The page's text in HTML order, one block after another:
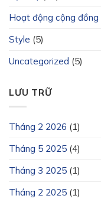
Hoạt động cộng đồng
Style (5)
Uncategorized (5)
LƯU TRỮ
Tháng 2 2026 (1)
Tháng 5 2025 (4)
Tháng 3 2025 (1)
Tháng 2 2025 (1)